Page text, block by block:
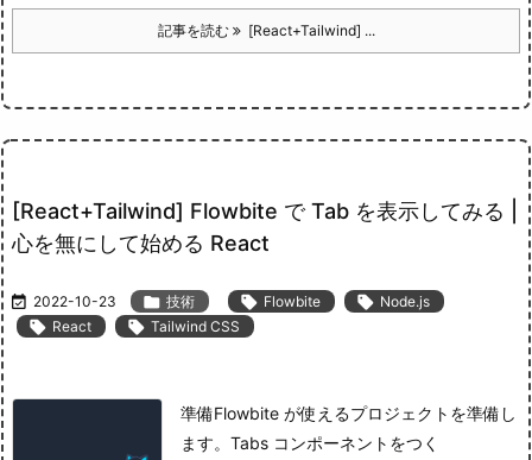
記事を読む [React+Tailwind] ...
[React+Tailwind] Flowbite で Tab を表示してみる |
心を無にして始める React
 2022-10-23  技術  Flowbite  Node.js
 React  Tailwind CSS
準備Flowbite が使えるプロジェクトを準備し
ます。Tabs コンポーネントをつく